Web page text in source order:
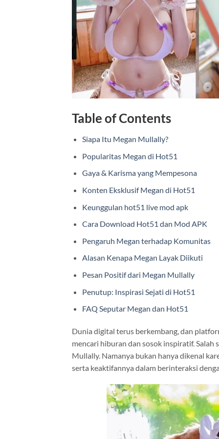
Table of Contents
Siapa Itu Megan Mullally?
Popularitas Megan di Hot51
Gaya & Karisma yang Mempesona
Konten Eksklusif Megan di Hot51
Keunggulan hot51 live mod apk
Cara Download Hot51 dan Mod APK
Pengaruh Megan terhadap Komunitas
Alasan Kenapa Megan Layak Diikuti
Pesan Positif dari Megan Mullally
Penutup: Inspirasi Sejati di Hot51
FAQ Seputar Megan dan Hot51
Dunia digital terus berkembang, dan
mencari hiburan dan sosok inspiratif.
Mullally. Namanya bukan hanya dikenal
serta keaktifannya dalam berinteraksi